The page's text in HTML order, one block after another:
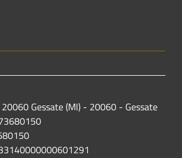
Gessate (MI) - 20060 - Gessate